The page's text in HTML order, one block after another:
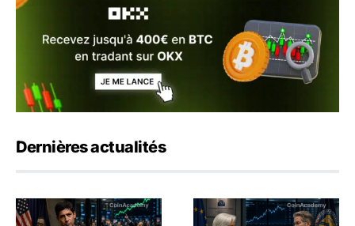
Dernières actualités
Emploi américain : 23 000 postes détruits en juillet, les
Yen : Washington a